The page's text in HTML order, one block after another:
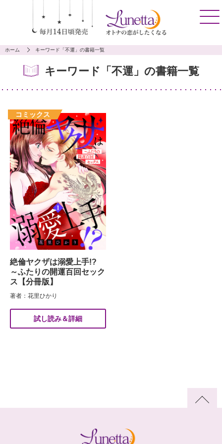
ホーム キーワード「不運」の書籍一覧
キーワード「不運」の書籍一覧
絶倫ヤクザは溺愛上手!?
～ふたりの開運百回セック
ス【分冊版】
著者：花里ひかり
試し読み＆詳細